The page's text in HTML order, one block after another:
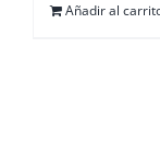
Añadir al